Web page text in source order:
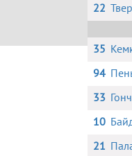
22
35
94
33
10
21